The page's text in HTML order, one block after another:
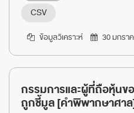
CSV
ข้อมูลวิเคราะห์ 30 มกรา
กรรมการและผู้ที่ถือหุ้น
ถูกชี้มูล [คำพิพากษาศา